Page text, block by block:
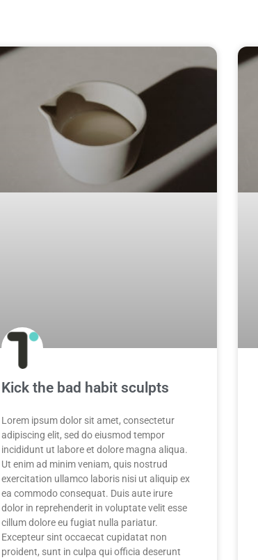
Kick the bad habit sculpts
Lorem ipsum dolor sit amet, consectetur
adipiscing elit, sed do eiusmod tempor
incididunt ut labore et dolore magna aliqua.
Ut enim ad minim veniam, quis nostrud
exercitation ullamco laboris nisi ut aliquip ex
ea commodo consequat. Duis aute irure
dolor in reprehenderit in voluptate velit esse
cillum dolore eu fugiat nulla pariatur.
Excepteur sint occaecat cupidatat non
proident, sunt in culpa qui officia deserunt